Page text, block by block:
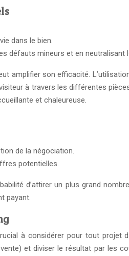
dans le bien.
défauts mineurs et en neutralisant
amplifier son efficacité.
à travers les différentes
et chaleureuse.
de la négociation.
potentielles.
d’attirer un plus grand
payant.
à considérer pour tout
et diviser le résultat par les